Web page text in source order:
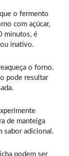
o fermento
com açúcar,
minutos, é
inativo.
o forno.
pode resultar
de manteiga
sabor adicional.
podem ser